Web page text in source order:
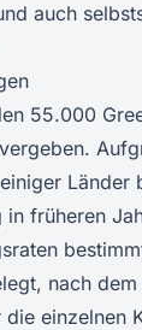
auch
55.000
Länder
in früheren
nach
einzelnen